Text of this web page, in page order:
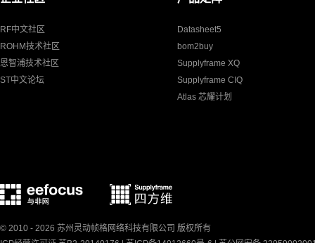
RF中文社区
ROHM技术社区
恩智浦技术社区
ST中文论坛
Datasheet5
bom2buy
Supplyframe XQ
Supplyframe CIQ
Atlas 芯耀计划
© 2010 - 2026 苏州灵动帧格网络科技有限公司 版权所有